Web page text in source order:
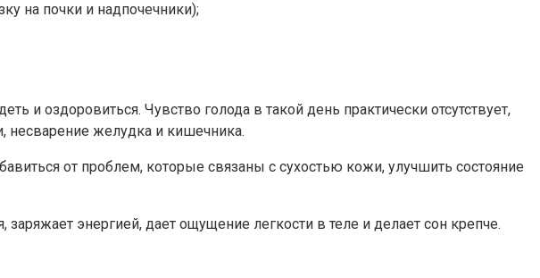
на почки и надпочечники);
и оздоровиться. Чувство голода в такой день практически отсутствует,
несварение желудка и кишечника.
от проблем, которые связаны с сухостью кожи, улучшить состояние
энергией, дает ощущение легкости в теле и делает сон крепче.